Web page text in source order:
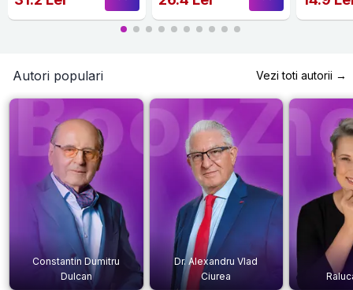
Autori populari Vezi toti autorii →
Constantin Dumitru
Dulcan
Dr. Alexandru Vlad
Ciurea